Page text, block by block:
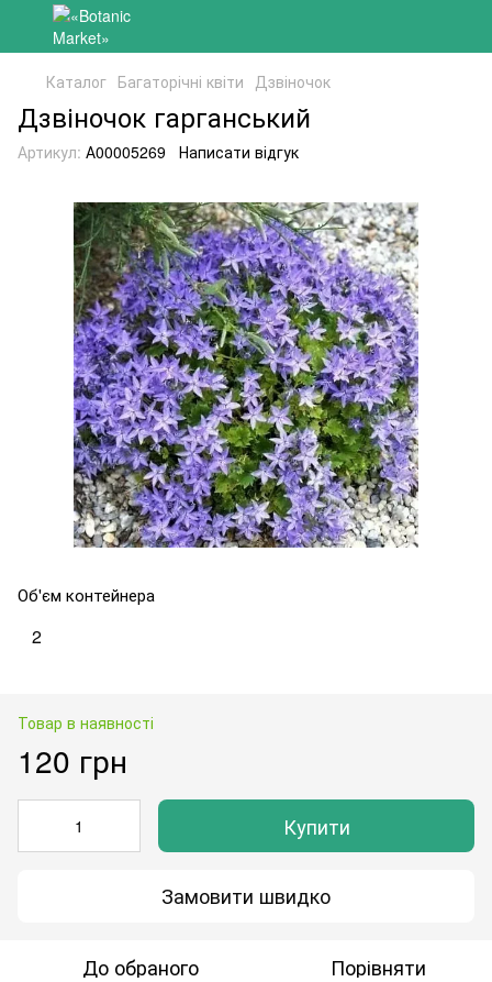
Каталог Багаторічні квіти Дзвіночок
Дзвіночок гарганський
Артикул: А00005269 Написати відгук
Об'єм контейнера
2
Товар в наявності
120 грн
Купити
Замовити швидко
До обраного Порівняти